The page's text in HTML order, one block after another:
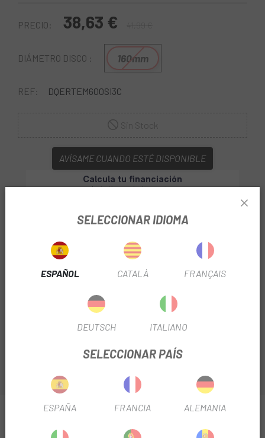
PRECIO: 38,63 €
DIÁMETRO DISCO : 160mm
REF: DQERTEM600SI3C
AVÍSAME CUANDO ESTÉ DISPONIBLE
Disco Shimano Para Ebike RT-EM600 Center Lock
con sensor de velocidad proporcionan un rendimiento de
de ciclismo de montaña
INFORMACIÓN SOBRE DISCO SHIMANO PARA
EBIKE RT-EM600 CENTER LOCK INTERIOR 160MM
SELECCIONAR IDIOMA
ESPAÑOL CATALÀ FRANÇAIS
DEUTSCH ITALIANO
SELECCIONAR PAÍS
ESPAÑA FRANCIA ALEMANIA